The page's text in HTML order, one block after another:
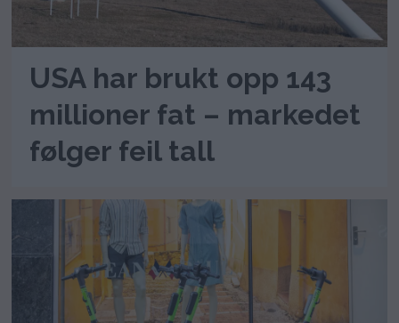
USA har brukt opp 143
millioner fat – markedet
følger feil tall